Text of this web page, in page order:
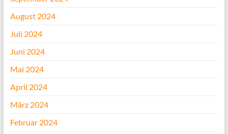
August 2024
Juli 2024
Juni 2024
Mai 2024
April 2024
März 2024
Februar 2024